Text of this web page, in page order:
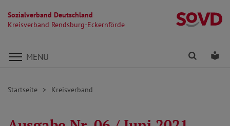
Sozialverband Deutschland
Kreisverband Rendsburg-Eckernförde
Direkt zu den Inhalten springen
MENÜ Finden
Startseite Kreisverband